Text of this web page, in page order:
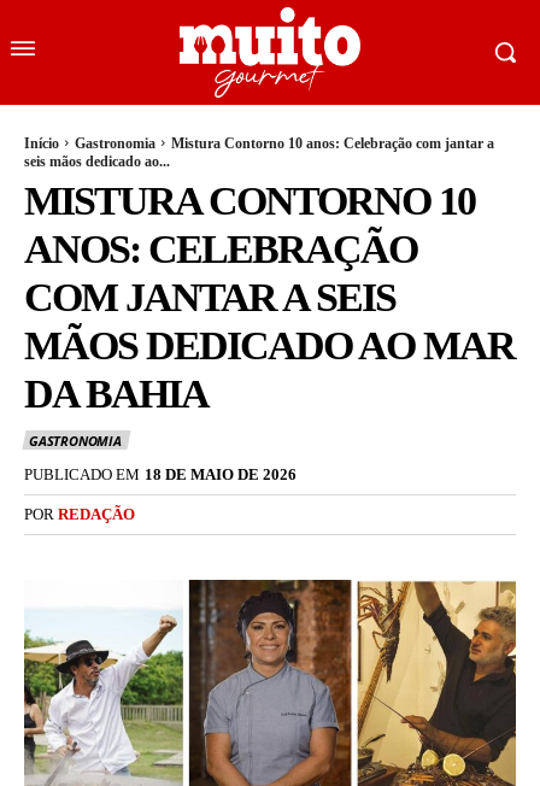
Início Gastronomia
Mistura Contorno 10 anos: Celebração com jantar a
seis mãos dedicado ao...
MISTURA CONTORNO 10
ANOS: CELEBRAÇÃO
COM JANTAR A SEIS
MÃOS DEDICADO AO MAR
DA BAHIA
GASTRONOMIA
PUBLICADO EM 18 DE MAIO DE 2026
POR REDAÇÃO